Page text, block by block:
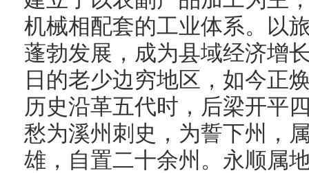
机械相配套的工业体系。以
蓬勃发展，成为县域经济增
日的老少边穷地区，如今正
历史沿革五代时，后梁开平
愁为溪州刺史，为誓下州，
雄，自置二十余州。永顺属